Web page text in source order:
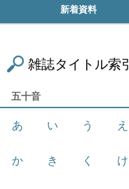
新着資料
雑誌タイトル索引
五十音
あ い う え
か き く け